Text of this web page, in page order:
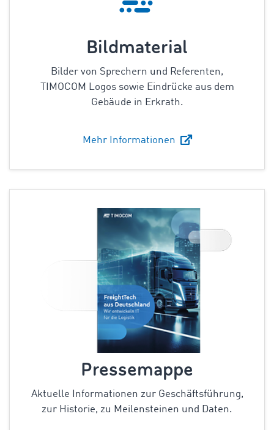
Bildmaterial
Bilder von Sprechern und Referenten,
TIMOCOM Logos sowie Eindrücke aus dem
Gebäude in Erkrath.
Mehr Informationen
Pressemappe
Aktuelle Informationen zur Geschäftsführung,
zur Historie, zu Meilensteinen und Daten.